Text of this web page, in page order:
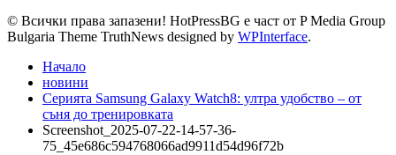
© Всички права запазени! HotPressBG е част от P Media Group
Bulgaria Theme TruthNews designed by WPInterface.
Начало
новини
Серията Samsung Galaxy Watch8: ултра удобство – от
съня до тренировката
Screenshot_2025-07-22-14-57-36-
75_45e686c594768066ad9911d54d96f72b